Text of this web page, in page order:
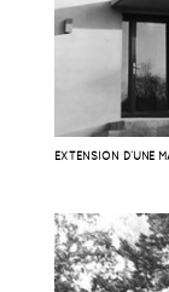
EXTENSION D’UNE